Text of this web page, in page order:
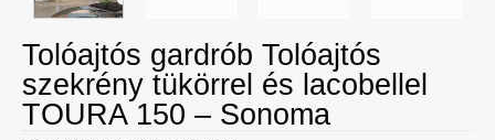
Tolóajtós gardrób Tolóajtós
szekrény tükörrel és lacobellel
TOURA 150 – Sonoma